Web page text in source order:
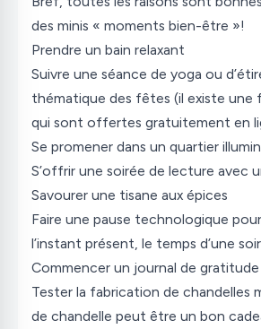
des minis « moments bien-être »!
Prendre un bain relaxant
Suivre une séance de yoga ou
thématique des fêtes (il existe une
qui sont offertes gratuitement en
Se promener dans un quartier
S’offrir une soirée de lecture avec
Savourer une tisane aux épices
Faire une pause technologique
l’instant présent, le temps d’une
Commencer un journal de gratitude
Tester la fabrication de chandelles
de chandelle peut être un bon